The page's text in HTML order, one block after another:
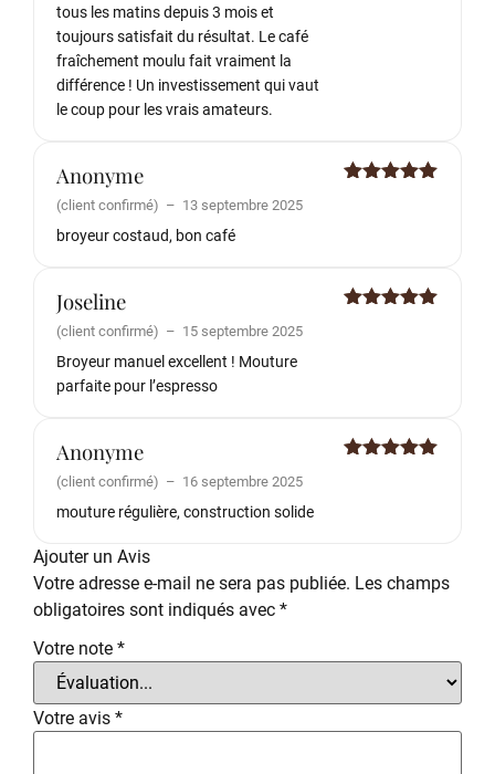
tous les matins depuis 3 mois et
toujours satisfait du résultat. Le café
fraîchement moulu fait vraiment la
différence ! Un investissement qui vaut
le coup pour les vrais amateurs.
Anonyme
(client confirmé) – 13 septembre 2025
broyeur costaud, bon café
Joseline
(client confirmé) – 15 septembre 2025
Broyeur manuel excellent ! Mouture
parfaite pour l’espresso
Anonyme
(client confirmé) – 16 septembre 2025
mouture régulière, construction solide
Ajouter un Avis
Votre adresse e-mail ne sera pas publiée. Les champs
obligatoires sont indiqués avec *
Votre note *
Votre avis *